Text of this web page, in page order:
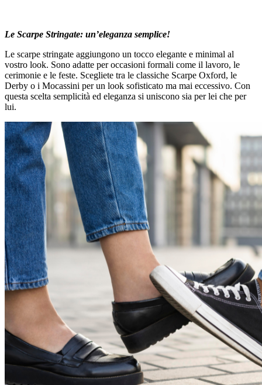
Le Scarpe Stringate: un’eleganza semplice!
Le scarpe stringate aggiungono un tocco elegante e minimal al
vostro look. Sono adatte per occasioni formali come il lavoro, le
cerimonie e le feste. Scegliete tra le classiche Scarpe Oxford, le
Derby o i Mocassini per un look sofisticato ma mai eccessivo. Con
questa scelta semplicità ed eleganza si uniscono sia per lei che per
lui.